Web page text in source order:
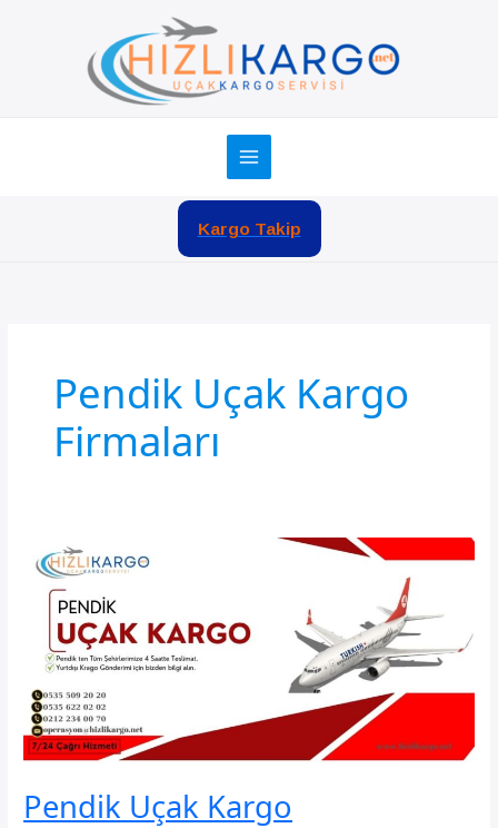
Kargo Takip
Pendik Uçak Kargo
Firmaları
Pendik Uçak Kargo